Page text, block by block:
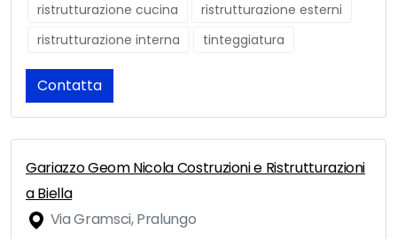
ristrutturazione cucina
ristrutturazione esterni
ristrutturazione interna
tinteggiatura
Contatta
Gariazzo Geom Nicola Costruzioni e Ristrutturazioni
a Biella
Via Gramsci, Pralungo